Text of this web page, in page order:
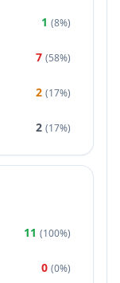
1 (8%)
7 (58%)
2 (17%)
2 (17%)
11 (100%)
0 (0%)